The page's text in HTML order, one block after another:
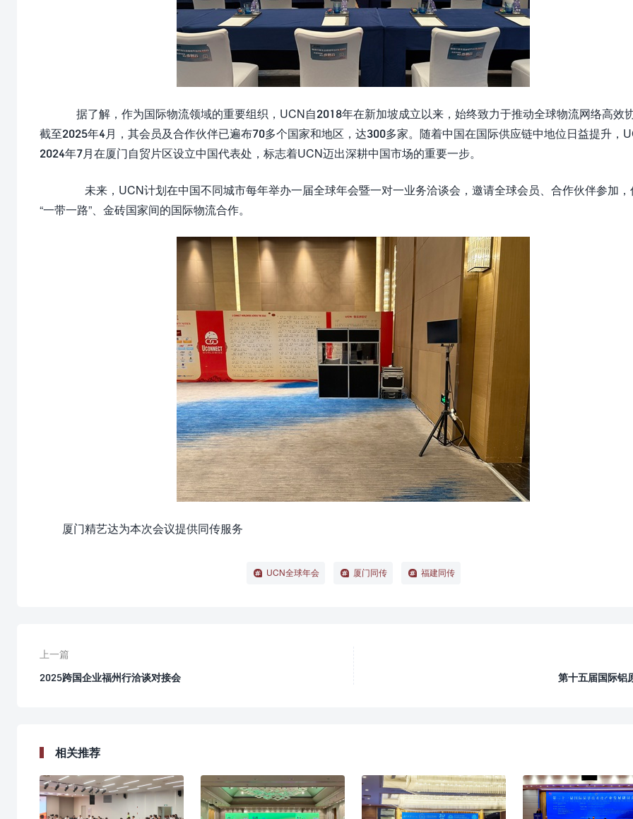
据了解，作为国际物流领域的重要组织，UCN自2018年在新加坡成立以来，始终致力于推动全球物流网络高效
截至2025年4月，其会员及合作伙伴已遍布70多个国家和地区，达300多家。随着中国在国际供应链中地位日益提升，
2024年7月在厦门自贸片区设立中国代表处，标志着UCN迈出深耕中国市场的重要一步。
未来，UCN计划在中国不同城市每年举办一届全球年会暨一对一业务洽谈会，邀请全球会员、合作伙伴参加，
“一带一路”、金砖国家间的国际物流合作。
厦门精艺达为本次会议提供同传服务
UCN全球年会 厦门同传 福建同传
上一篇
2025跨国企业福州行洽谈对接会
第十五届国际铝
相关推荐